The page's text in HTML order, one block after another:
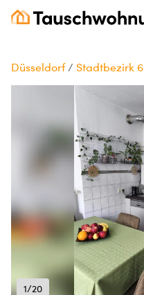
Düsseldorf / Stadtbezirk 6
1/20